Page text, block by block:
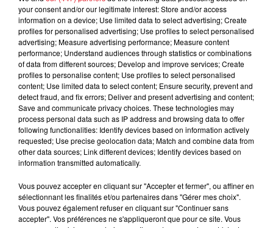
Entre le 1er septembre et fin octobre, cette aide sera
portée à 30 centimes par litre d'essence. À partir du
1er novembre, elle sera ramenée à 10 centimes jusqu'à
la fin de l'année.
C’est égalementla fin de l’état d’urgence sanitaire
après plus de deux ans de pandémie. Une nouvelle
version du projet de loi sanitaire entre en vigueur. Elle
prévoit l'abrogation expresse, et non plus implicite,
des régimes permettant l'instauration de restrictions
aux libertés.Impossible donc de mettre en place un
nouveau couvre-feu ou confinement sans devoir à
masque n’était plus obligatoire dans les lieux publics, il
disparait officiellement des établissements de santé.
Son port reste néanmoins recommandé dans les lieux
your consent and/or our legitimate interest: Store and/or access
information on a device; Use limited data to select advertising; Create
profiles for personalised advertising; Use profiles to select personalised
advertising; Measure advertising performance; Measure content
performance; Understand audiences through statistics or combinations
of data from different sources; Develop and improve services; Create
profiles to personalise content; Use profiles to select personalised
content; Use limited data to select content; Ensure security, prevent and
detect fraud, and fix errors; Deliver and present advertising and content;
Save and communicate privacy choices. These technologies may
process personal data such as IP address and browsing data to offer
following functionalities: Identify devices based on information actively
requested; Use precise geolocation data; Match and combine data from
other data sources; Link different devices; Identify devices based on
information transmitted automatically.
Vous pouvez accepter en cliquant sur "Accepter et fermer", ou affiner en
sélectionnant les finalités et/ou partenaires dans "Gérer mes choix".
Vous pouvez également refuser en cliquant sur "Continuer sans
accepter". Vos préférences ne s'appliqueront que pour ce site. Vous